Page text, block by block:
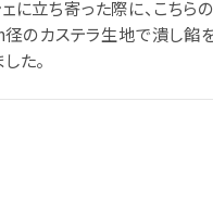
に立ち寄った際に、こち
のカステラ生地で潰し餡
た。